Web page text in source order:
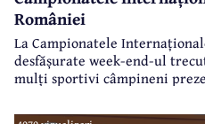
României
La Campionatele
desfășurate week-end-ul
mulți sportivi câmpineni